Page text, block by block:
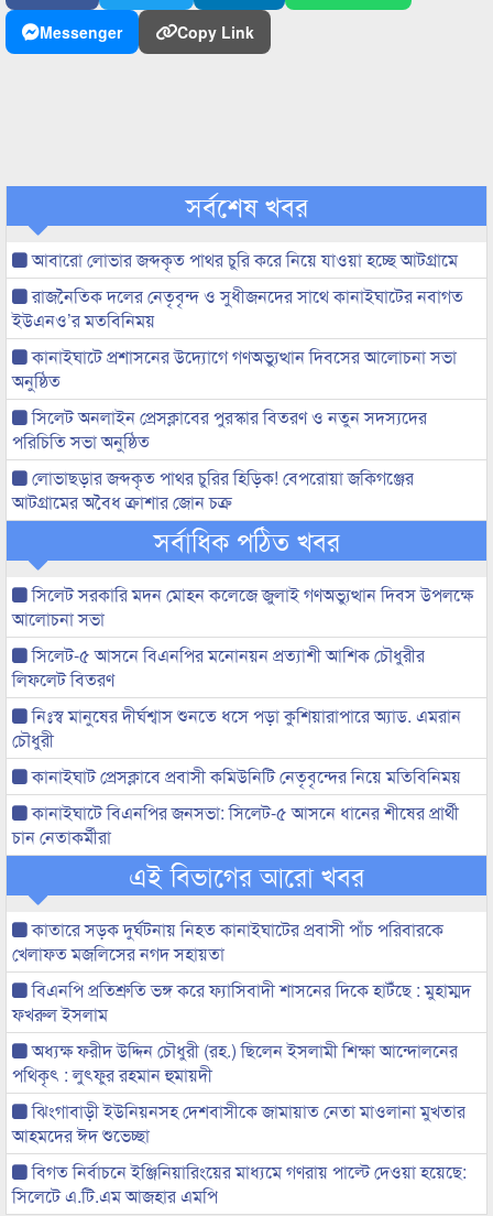
Messenger
Copy Link
সর্বশেষ খবর
আবারো লোভার জব্দকৃত পাথর চুরি করে নিয়ে যাওয়া হচ্ছে আটগ্রামে
রাজনৈতিক দলের নেতৃবৃন্দ ও সুধীজনদের সাথে কানাইঘাটের নবাগত
ইউএনও’র মতবিনিময়
কানাইঘাটে প্রশাসনের উদ্যোগে গণঅভ্যুত্থান দিবসের আলোচনা সভা
অনুষ্ঠিত
সিলেট অনলাইন প্রেসক্লাবের পুরস্কার বিতরণ ও নতুন সদস্যদের
পরিচিতি সভা অনুষ্ঠিত
লোভাছড়ার জব্দকৃত পাথর চুরির হিড়িক! বেপরোয়া জকিগঞ্জের
আটগ্রামের অবৈধ ক্রাশার জোন চক্র
সর্বাধিক পঠিত খবর
সিলেট সরকারি মদন মোহন কলেজে জুলাই গণঅভ্যুত্থান দিবস উপলক্ষে
আলোচনা সভা
সিলেট-৫ আসনে বিএনপির মনোনয়ন প্রত্যাশী আশিক চৌধুরীর
লিফলেট বিতরণ
নিঃস্ব মানুষের দীর্ঘশ্বাস শুনতে ধসে পড়া কুশিয়ারাপারে অ্যাড. এমরান
চৌধুরী
কানাইঘাট প্রেসক্লাবে প্রবাসী কমিউনিটি নেতৃবৃন্দের নিয়ে মতিবিনিময়
কানাইঘাটে বিএনপির জনসভা: সিলেট-৫ আসনে ধানের শীষের প্রার্থী
চান নেতাকর্মীরা
এই বিভাগের আরো খবর
কাতারে সড়ক দুর্ঘটনায় নিহত কানাইঘাটের প্রবাসী পাঁচ পরিবারকে
খেলাফত মজলিসের নগদ সহায়তা
বিএনপি প্রতিশ্রুতি ভঙ্গ করে ফ্যাসিবাদী শাসনের দিকে হাটঁছে : মুহাম্মদ
ফখরুল ইসলাম
অধ্যক্ষ ফরীদ উদ্দিন চৌধুরী (রহ.) ছিলেন ইসলামী শিক্ষা আন্দোলনের
পথিকৃৎ : লুৎফুর রহমান হুমায়দী
ঝিংগাবাড়ী ইউনিয়নসহ দেশবাসীকে জামায়াত নেতা মাওলানা মুখতার
আহমদের ঈদ শুভেচ্ছা
বিগত নির্বাচনে ইঞ্জিনিয়ারিংয়ের মাধ্যমে গণরায় পাল্টে দেওয়া হয়েছে:
সিলেটে এ.টি.এম আজহার এমপি